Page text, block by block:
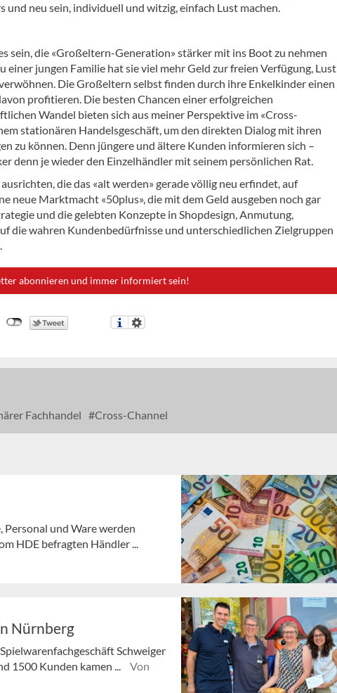
neu sein, individuell und witzig, einfach Lust machen.
sein, die «Großeltern-Generation» stärker mit ins Boot zu nehmen
einer jungen Familie hat sie viel mehr Geld zur freien Verfügung, Lust
Die Großeltern selbst finden durch ihre Enkelkinder einen
profitieren. Die besten Chancen einer erfolgreichen
Wandel bieten sich aus meiner Perspektive im «Cross-
stationären Handelsgeschäft, um den direkten Dialog mit ihren
zu können. Denn jüngere und ältere Kunden informieren sich –
denn je wieder den Einzelhändler mit seinem persönlichen Rat.
die das «alt werden» gerade völlig neu erfindet, auf
neue Marktmacht «50plus», die mit dem Geld ausgeben noch gar
und die gelebten Konzepte in Shopdesign, Anmutung,
die wahren Kundenbedürfnisse und unterschiedlichen Zielgruppen
abonnieren und immer informiert sein!
Fachhandel Cross-Channel
und Ware werden
HDE befragten Händler ...
Nürnberg
Schweiger
1500 Kunden kamen ...
Von